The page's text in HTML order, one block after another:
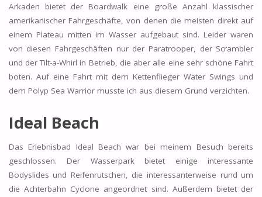
Arkaden bietet der Boardwalk eine große Anzahl klassischer
amerikanischer Fahrgeschäfte, von denen die meisten direkt auf
einem Plateau mitten im Wasser aufgebaut sind. Leider waren
von diesen Fahrgeschäften nur der Paratrooper, der Scrambler
und der Tilt-a-Whirl in Betrieb, die aber alle eine sehr schöne Fahrt
boten. Auf eine Fahrt mit dem Kettenflieger Water Swings und
dem Polyp Sea Warrior musste ich aus diesem Grund verzichten.
Ideal Beach
Das Erlebnisbad Ideal Beach war bei meinem Besuch bereits
geschlossen. Der Wasserpark bietet einige interessante
Bodyslides und Reifenrutschen, die interessanterweise rund um
die Achterbahn Cyclone angeordnet sind. Außerdem bietet der